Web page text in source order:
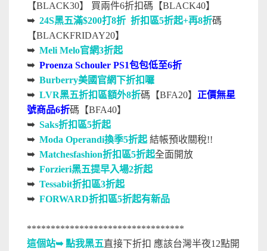
【BLACK30】 買兩件6折扣碼【BLACK40】
➥ 24S黑五滿$200打8折 折扣區5折起+再8折碼
【BLACKFRIDAY20】
➥ Meli Melo官網3折起
➥ Proenza Schouler PS1包包低至6折
➥ Burberry美國官網下折扣囉
➥ LVR黑五折扣區額外8折碼【BFA20】 正價無星
號商品6折碼【BFA40】
➥ Saks折扣區5折起
➥ Moda Operandi換季5折起 結帳預收關稅!!
➥ Matchesfashion折扣區5折起全面開放
➥ Forzieri黑五提早入場2折起
➥ Tessabit折扣區3折起
➥ FORWARD折扣區5折起有新品
*********************************
這個站➥ 點我黑五直接下折扣 應該台灣半夜12點開